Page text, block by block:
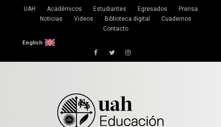
UAH Académicos Estudiantes Egresados
Prensa
Noticias
Videos Biblioteca digital
Cuadernos
Contacto
English
FacebookTwitterInstagram